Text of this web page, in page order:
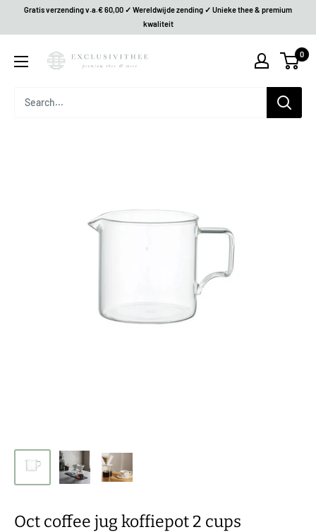
Gratis verzending v.a.€ 60,00 ✓ Wereldwijde zending ✓ Unieke thee & premium
kwaliteit
0
Oct coffee jug koffiepot 2 cups